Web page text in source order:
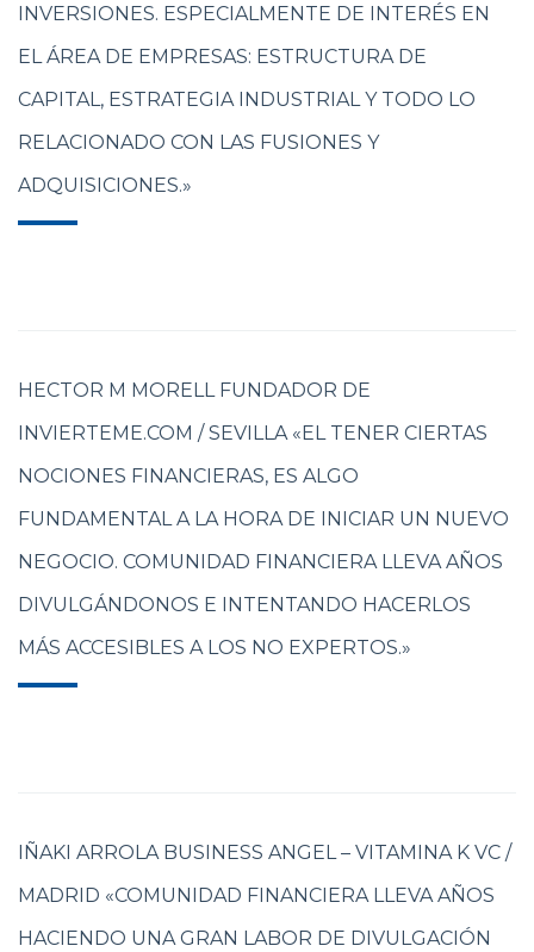
INVERSIONES. ESPECIALMENTE DE INTERÉS EN
EL ÁREA DE EMPRESAS: ESTRUCTURA DE
CAPITAL, ESTRATEGIA INDUSTRIAL Y TODO LO
RELACIONADO CON LAS FUSIONES Y
ADQUISICIONES.»
HECTOR M MORELL FUNDADOR DE
INVIERTEME.COM / SEVILLA «EL TENER CIERTAS
NOCIONES FINANCIERAS, ES ALGO
FUNDAMENTAL A LA HORA DE INICIAR UN NUEVO
NEGOCIO. COMUNIDAD FINANCIERA LLEVA AÑOS
DIVULGÁNDONOS E INTENTANDO HACERLOS
MÁS ACCESIBLES A LOS NO EXPERTOS.»
IÑAKI ARROLA BUSINESS ANGEL – VITAMINA K VC /
MADRID «COMUNIDAD FINANCIERA LLEVA AÑOS
HACIENDO UNA GRAN LABOR DE DIVULGACIÓN